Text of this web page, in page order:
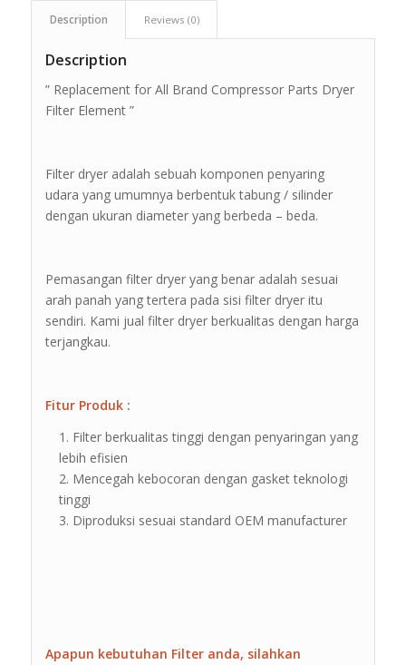
Description Reviews (0)
Description
” Replacement for All Brand Compressor Parts Dryer
Filter Element ”
Filter dryer adalah sebuah komponen penyaring
udara yang umumnya berbentuk tabung / silinder
dengan ukuran diameter yang berbeda – beda.
Pemasangan filter dryer yang benar adalah sesuai
arah panah yang tertera pada sisi filter dryer itu
sendiri. Kami jual filter dryer berkualitas dengan harga
terjangkau.
Fitur Produk :
Filter berkualitas tinggi dengan penyaringan yang
lebih efisien
Mencegah kebocoran dengan gasket teknologi
tinggi
Diproduksi sesuai standard OEM manufacturer
Apapun kebutuhan Filter anda, silahkan